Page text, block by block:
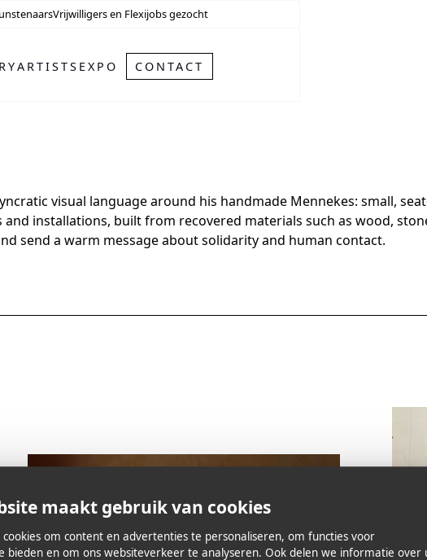
maakt gebruik van cookies
om content en advertenties te personaliseren, om functies voor
bieden en om ons websiteverkeer te analyseren. Ook delen we informatie over
Vrijwilligers en Flexijobs gezocht
ARTISTS EXPO CONTACT
visual language around his handmade Mennekes: small,
installations, built from recovered materials such as wood,
send a warm message about solidarity and human contact.